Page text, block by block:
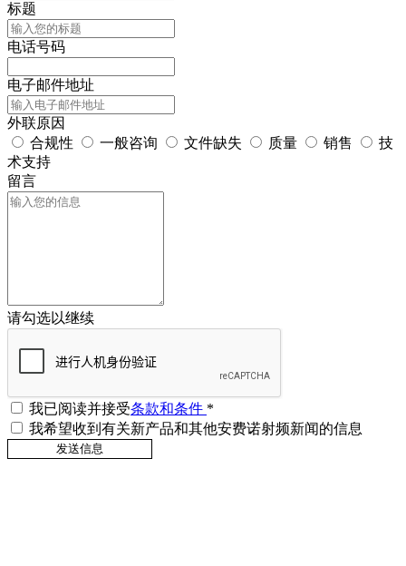
标题
电话号码
电子邮件地址
外联原因
合规性
一般咨询 文件缺失 质量 销售
技
术支持
留言
请勾选以继续
我已阅读并接受条款和条件 *
我希望收到有关新产品和其他安费诺射频新闻的信息